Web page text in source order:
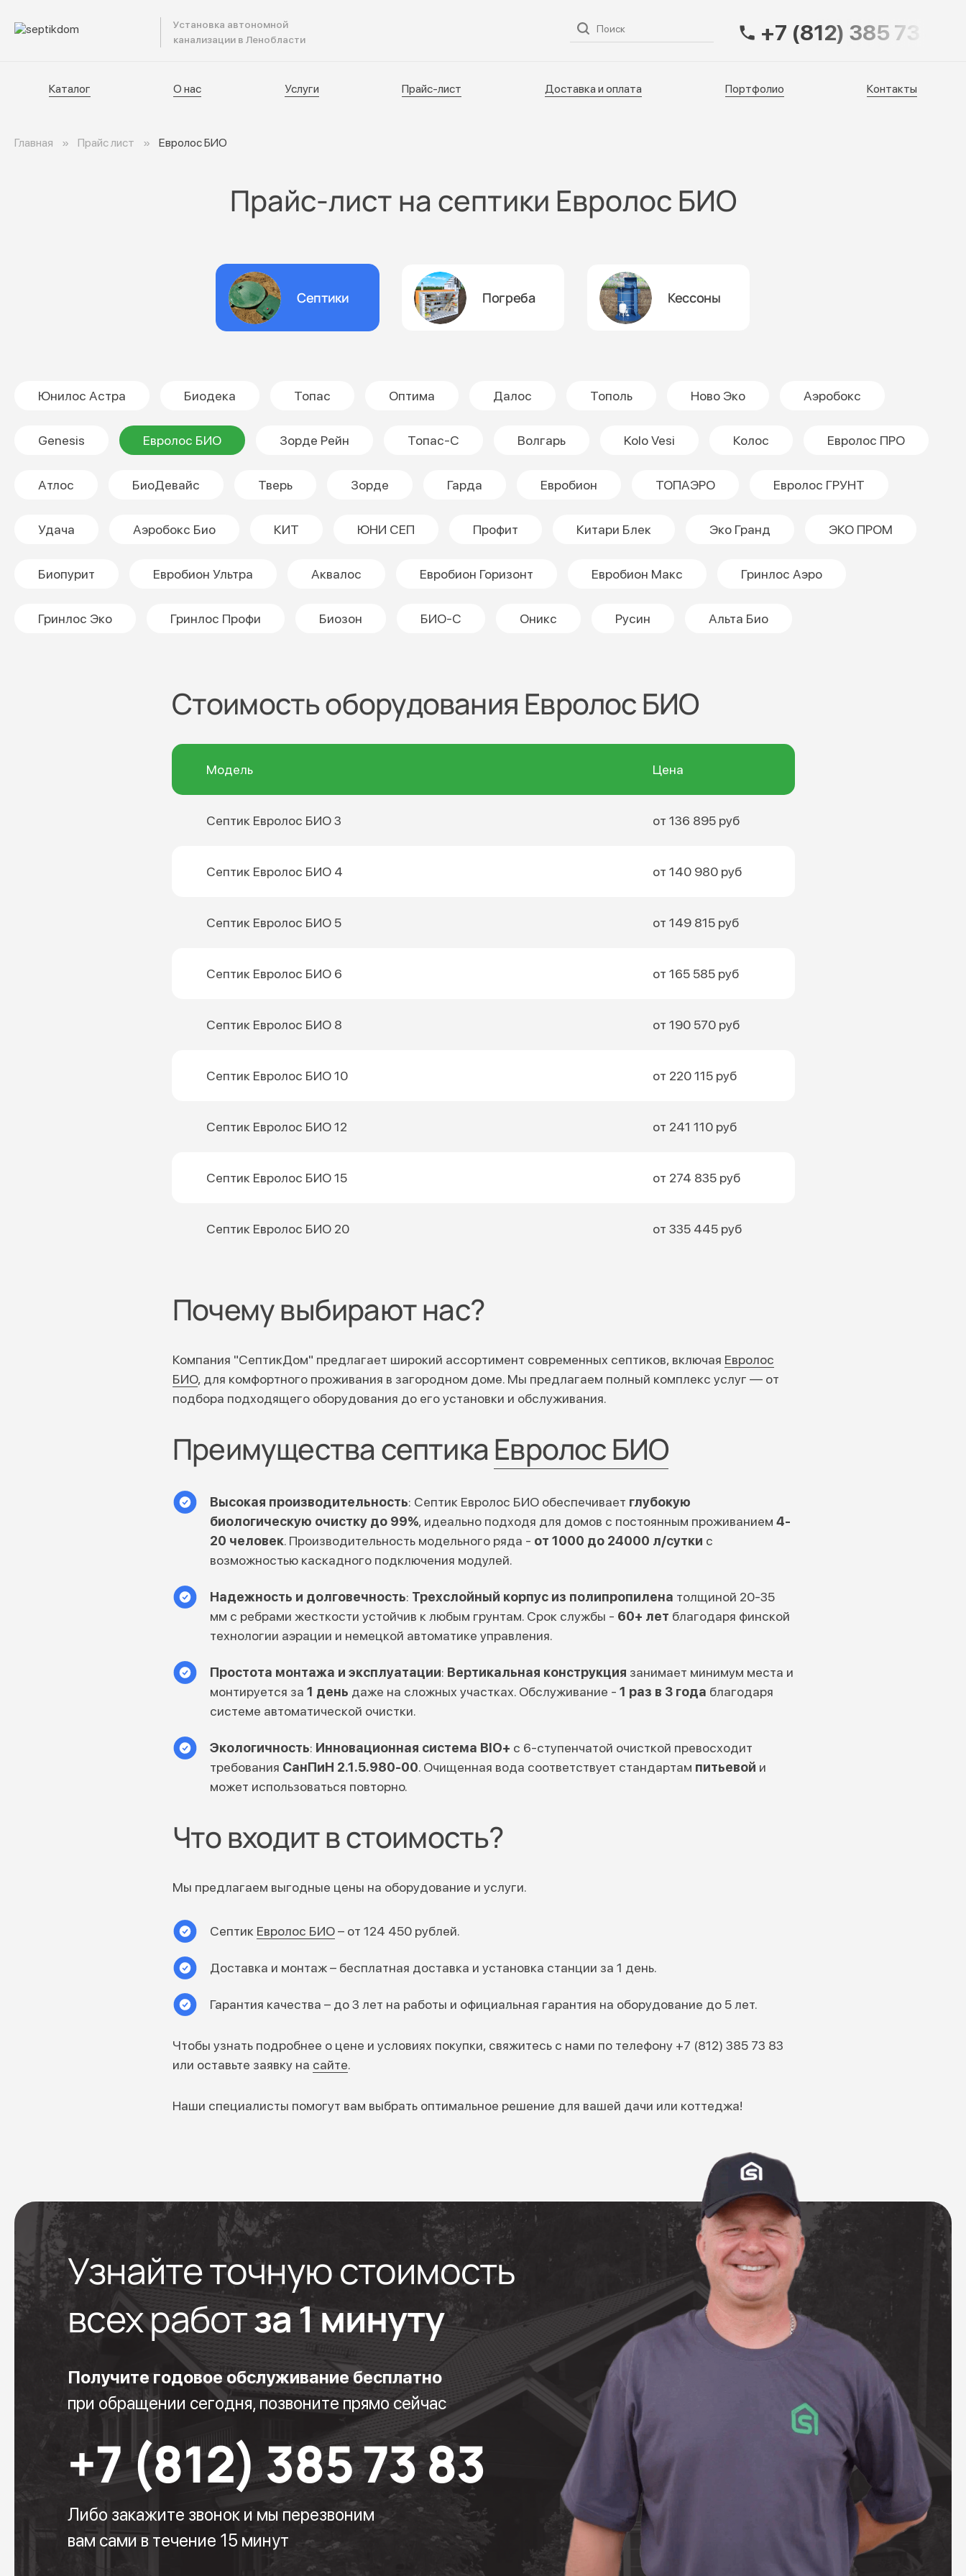
Установка автономной
канализации в Ленобласти
Каталог Доставка и оплата Контакты+7 (812) 385 73 83
Каталог О нас Услуги Прайс-лист Доставка и оплата Портфолио Контакты
Главная Прайс лист Евролос БИО
Прайс-лист на септики Евролос БИО
Септики Погреба Кессоны
Юнилос Астра Биодека Топас Оптима Далос Тополь Ново Эко Аэробокс
Genesis Евролос БИО Зорде Рейн Топас-С Волгарь Kolo Vesi Колос Евролос ПРО
Атлос БиоДевайс Тверь Зорде Гарда Евробион ТОПАЭРО Евролос ГРУНТ
Удача Аэробокс Био КИТ ЮНИ СЕП Профит Китари Блек Эко Гранд ЭКО ПРОМ
Биопурит Евробион Ультра Аквалос Евробион Горизонт Евробион Макс Гринлос Аэро
Гринлос Эко Гринлос Профи Биозон БИО-С Оникс Русин Альта Био
Стоимость оборудования Евролос БИО
Модель Цена
Септик Евролос БИО 3 от 136 895 руб
Септик Евролос БИО 4 от 140 980 руб
Септик Евролос БИО 5 от 149 815 руб
Септик Евролос БИО 6 от 165 585 руб
Септик Евролос БИО 8 от 190 570 руб
Септик Евролос БИО 10 от 220 115 руб
Септик Евролос БИО 12 от 241 110 руб
Септик Евролос БИО 15 от 274 835 руб
Септик Евролос БИО 20 от 335 445 руб
Почему выбирают нас?
Компания "СептикДом" предлагает широкий ассортимент современных септиков, включая Евролос
БИО, для комфортного проживания в загородном доме. Мы предлагаем полный комплекс услуг — от
подбора подходящего оборудования до его установки и обслуживания.
Преимущества септика Евролос БИО
Высокая производительность: Септик Евролос БИО обеспечивает глубокую
биологическую очистку до 99%, идеально подходя для домов с постоянным проживанием 4-
20 человек. Производительность модельного ряда - от 1000 до 24000 л/сутки с
возможностью каскадного подключения модулей.
Надежность и долговечность: Трехслойный корпус из полипропилена толщиной 20-35
мм с ребрами жесткости устойчив к любым грунтам. Срок службы - 60+ лет благодаря финской
технологии аэрации и немецкой автоматике управления.
Простота монтажа и эксплуатации: Вертикальная конструкция занимает минимум места и
монтируется за 1 день даже на сложных участках. Обслуживание - 1 раз в 3 года благодаря
системе автоматической очистки.
Экологичность: Инновационная система BIO+ с 6-ступенчатой очисткой превосходит
требования СанПиН 2.1.5.980-00. Очищенная вода соответствует стандартам питьевой и
может использоваться повторно.
Что входит в стоимость?
Мы предлагаем выгодные цены на оборудование и услуги.
Септик Евролос БИО– от 124 450 рублей.
Доставка и монтаж – бесплатная доставка и установка станции за 1 день.
Гарантия качества – до 3 лет на работы и официальная гарантия на оборудование до 5 лет.
Чтобы узнать подробнее о цене и условиях покупки, свяжитесь с нами по телефону +7 (812) 385 73 83
или оставьте заявку на сайте.
Наши специалисты помогут вам выбрать оптимальное решение для вашей дачи или коттеджа!
Узнайте точную стоимость
всех работза 1 минуту
Получите годовое обслуживание бесплатно
при обращении сегодня, позвоните прямо сейчас
+7 (812) 385 73 83
Либо закажите звонок и мы перезвоним
вам сами в течение 15 минут